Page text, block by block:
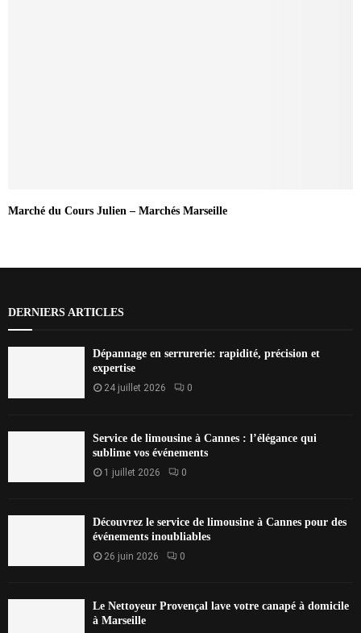
Marché du Cours Julien – Marchés Marseille
DERNIERS ARTICLES
Dépannage en serrurerie: rapidité, précision et
expertise
24 juillet 2026 0
Service de limousine à Cannes : l’élégance qui
sublime vos événements
1 juillet 2026 0
Découvrez le service de limousine à Cannes pour des
événements inoubliables
26 juin 2026 0
Le Nettoyeur Provençal lave votre canapé à domicile
à Marseille